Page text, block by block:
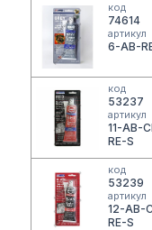
код
74614
артикул
6-AB-
код
53237
артикул
11-AB-
RE-S
код
53239
артикул
12-AB-
RE-S